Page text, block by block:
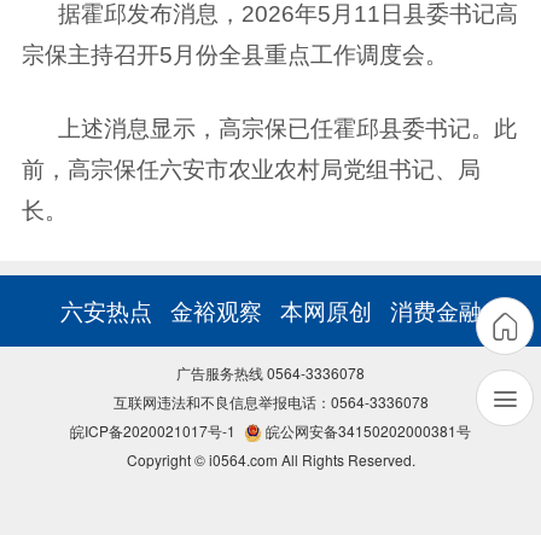
据霍邱发布消息，2026年5月11日县委书记高
宗保主持召开5月份全县重点工作调度会。
上述消息显示，高宗保已任霍邱县委书记。此
前，高宗保任六安市农业农村局党组书记、局
长。
六安热点 金裕观察 本网原创 消费金融
广告服务热线 0564-3336078
互联网违法和不良信息举报电话：0564-3336078
皖ICP备2020021017号-1
皖公网安备34150202000381号
Copyright © i0564.com All Rights Reserved.